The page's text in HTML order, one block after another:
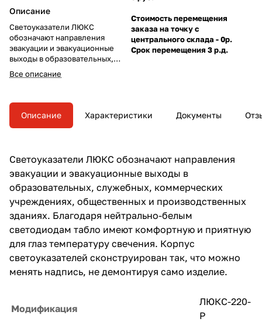
Описание
Светоуказатели ЛЮКС
обозначают направления
эвакуации и эвакуационные
выходы в образовательных,
служебных, коммерческих
учреждениях, общественных и
Все описание
Стоимость перемещения
заказа на точку с
центрального склада - 0р.
Срок перемещения 3 р.д.
Описание Характеристики Документы
Светоуказатели ЛЮКС обозначают направления
эвакуации и эвакуационные выходы в
образовательных, служебных, коммерческих
учреждениях, общественных и производственных
зданиях. Благодаря нейтрально-белым
светодиодам табло имеют комфортную и приятную
для глаз температуру свечения. Корпус
светоуказателей сконструирован так, что можно
менять надпись, не демонтируя само изделие.
Модификация
ЛЮКС-220-
Р